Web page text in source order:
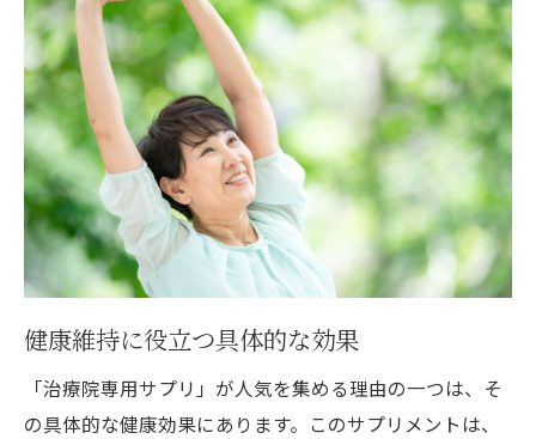
健康維持に役立つ具体的な効果
「治療院専用サプリ」が人気を集める理由の一つは、そ
の具体的な健康効果にあります。このサプリメントは、